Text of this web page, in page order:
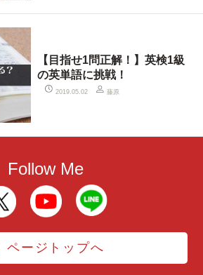
【目指せ1問正解！】英検1級
の英単語に挑戦！
2019.05.02 藤原
Follow Me
ページトップへ